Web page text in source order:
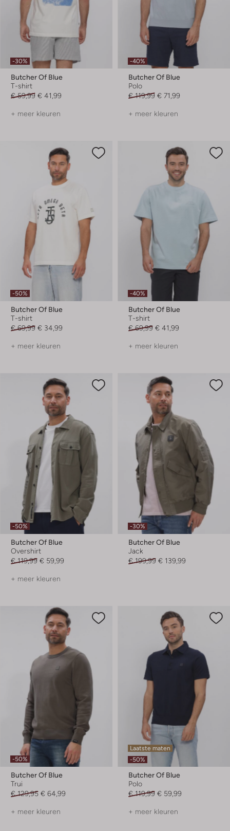
-30%
Butcher Of Blue
T-shirt
€ 59,99 € 41,99
+ meer kleuren
-40%
Butcher Of Blue
Polo
€ 119,99 € 71,99
+ meer kleuren
-50%
Butcher Of Blue
T-shirt
€ 69,99 € 34,99
+ meer kleuren
-40%
Butcher Of Blue
T-shirt
€ 69,99 € 41,99
+ meer kleuren
-50%
Butcher Of Blue
Overshirt
€ 119,99 € 59,99
+ meer kleuren
-30%
Butcher Of Blue
Jack
€ 199,99 € 139,99
-50%
Butcher Of Blue
Trui
€ 129,95 € 64,99
+ meer kleuren
Laatste maten
-50%
Butcher Of Blue
Polo
€ 119,99 € 59,99
+ meer kleuren